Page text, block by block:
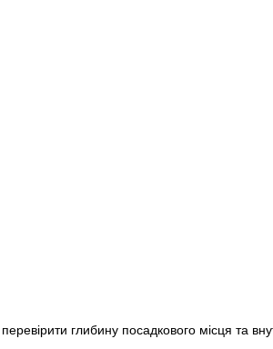
глибину посадкового місця та